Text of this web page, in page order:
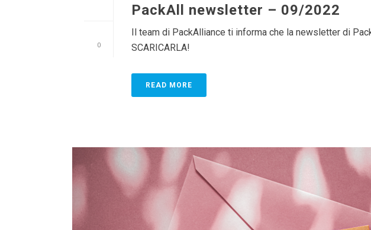
0
PackAll newsletter – 09/2022
Il team di PackAlliance ti informa che la newsletter di
SCARICARLA!
READ MORE